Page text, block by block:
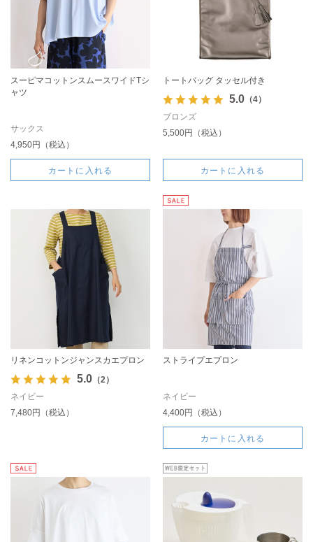
スーピマコットンスムースワイドTシ
ャツ
サックス
4,950円（税込）
カートに入れる
トートバッグ タッセル付き
5.0（4）
ブロンズ
5,500円（税込）
カートに入れる
リネンコットンジャンスカエプロン
5.0（2）
ネイビー
7,480円（税込）
ストライプエプロン
ネイビー
4,400円（税込）
カートに入れる